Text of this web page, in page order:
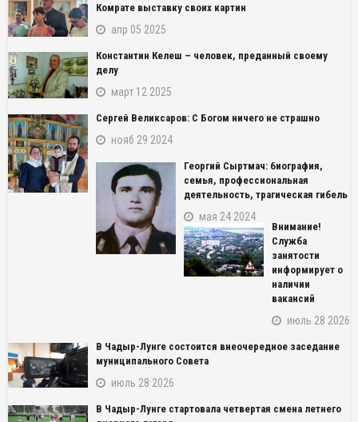
Комрате выставку своих картин
апр 05 2025
Константин Келеш – человек, преданный своему
делу
март 12 2025
Сергей Великсаров: С Богом ничего не страшно
нояб 29 2024
Георгий Сыртмач: биография,
семья, профессиональная
деятельность, трагическая гибель
мая 24 2024
Внимание!
Служба
занятости
информирует о
наличии
вакансий
июль 28 2026
В Чадыр-Лунге состоится внеочередное заседание
муниципального Совета
июль 28 2026
В Чадыр-Лунге стартовала четвертая смена летнего